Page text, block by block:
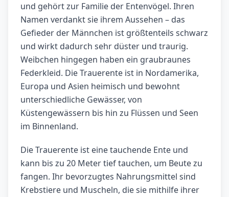
und gehört zur Familie der Entenvögel. Ihren
Namen verdankt sie ihrem Aussehen – das
Gefieder der Männchen ist größtenteils schwarz
und wirkt dadurch sehr düster und traurig.
Weibchen hingegen haben ein graubraunes
Federkleid. Die Trauerente ist in Nordamerika,
Europa und Asien heimisch und bewohnt
unterschiedliche Gewässer, von
Küstengewässern bis hin zu Flüssen und Seen
im Binnenland.
Die Trauerente ist eine tauchende Ente und
kann bis zu 20 Meter tief tauchen, um Beute zu
fangen. Ihr bevorzugtes Nahrungsmittel sind
Krebstiere und Muscheln, die sie mithilfe ihrer